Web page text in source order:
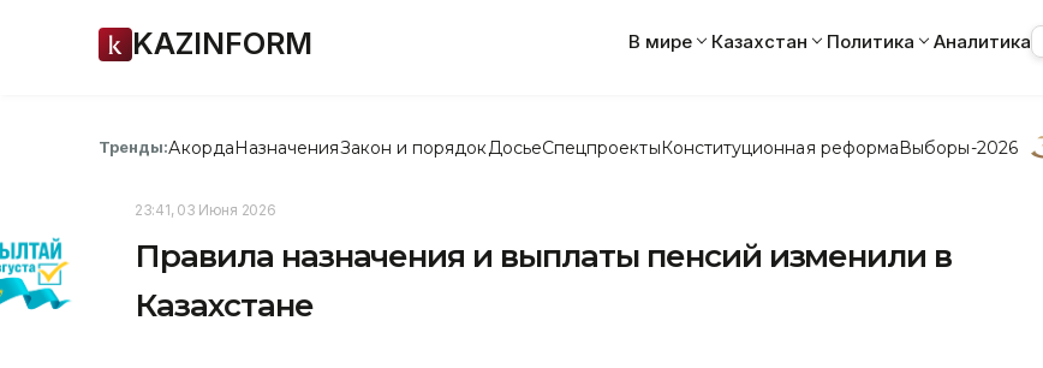
KAZINFORM В мире Казахстан Политика Аналитика
Тренды:АкордаНазначенияЗакон и порядок ДосьеСпецпроектыКонституционная реформаВыборы-2026
23:41, 03 Июня 2026
Правила назначения и выплаты пенсий изменили в
Казахстане